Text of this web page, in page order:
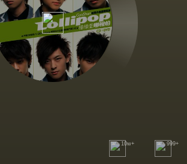
10w+ 999+